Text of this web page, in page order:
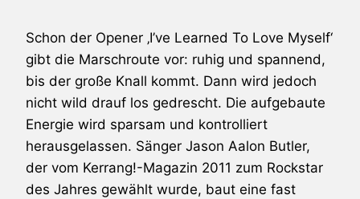
Schon der Opener ‚I’ve Learned To Love Myself‘
gibt die Marschroute vor: ruhig und spannend,
bis der große Knall kommt. Dann wird jedoch
nicht wild drauf los gedrescht. Die aufgebaute
Energie wird sparsam und kontrolliert
herausgelassen. Sänger Jason Aalon Butler,
der vom Kerrang!-Magazin 2011 zum Rockstar
des Jahres gewählt wurde, baut eine fast